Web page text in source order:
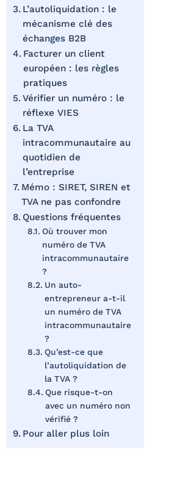
L’autoliquidation : le
mécanisme clé des
échanges B2B
Facturer un client
européen : les règles
pratiques
Vérifier un numéro : le
réflexe VIES
La TVA
intracommunautaire au
quotidien de
l’entreprise
Mémo : SIRET, SIREN et
TVA ne pas confondre
Questions fréquentes
Où trouver mon
numéro de TVA
intracommunautaire
?
Un auto-
entrepreneur a-t-il
un numéro de TVA
intracommunautaire
?
Qu’est-ce que
l’autoliquidation de
la TVA ?
Que risque-t-on
avec un numéro non
vérifié ?
Pour aller plus loin